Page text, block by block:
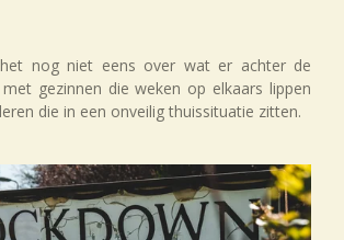
nog niet eens over wat er achter de
gezinnen die weken op elkaars lippen
die in een onveilig thuissituatie zitten.